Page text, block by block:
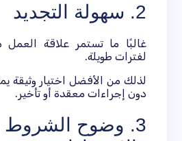
2. سهولة التجديد
غالبًا ما تستمر علاقة العمل
لفترات طويلة.
لذلك من الأفضل اختيار وثيقة
دون إجراءات معقدة أو تأخير.
3. وضوح الشروط